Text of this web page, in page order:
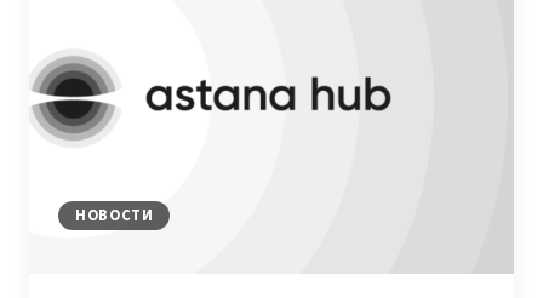
DEFENSE
TECH
НОВОСТИ